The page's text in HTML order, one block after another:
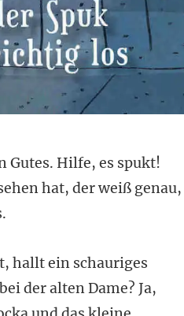
Gutes. Hilfe, es spukt!
hat, der weiß genau,
hallt ein schauriges
der alten Dame? Ja,